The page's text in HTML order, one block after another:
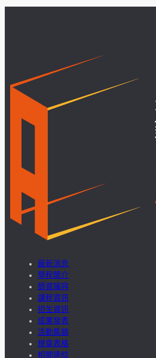
最新消息
學程簡介
師資陣容
課程資訊
招生資訊
成果發表
活動集錦
規章表格
相關連結